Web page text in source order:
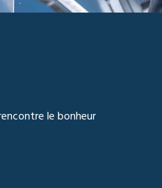
le bonheur